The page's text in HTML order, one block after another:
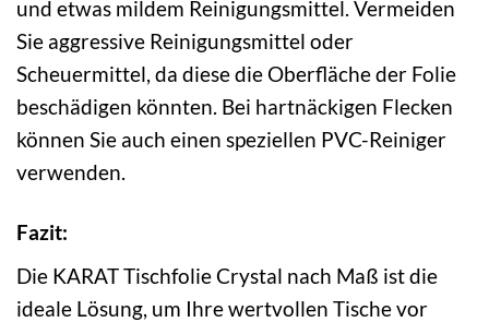
und etwas mildem Reinigungsmittel. Vermeiden
Sie aggressive Reinigungsmittel oder
Scheuermittel, da diese die Oberfläche der Folie
beschädigen könnten. Bei hartnäckigen Flecken
können Sie auch einen speziellen PVC-Reiniger
verwenden.
Fazit:
Die KARAT Tischfolie Crystal nach Maß ist die
ideale Lösung, um Ihre wertvollen Tische vor